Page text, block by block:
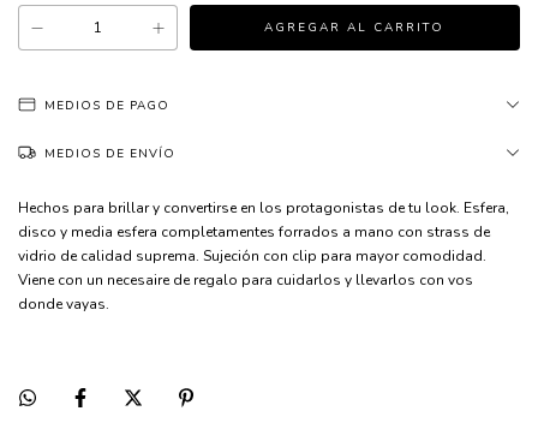
MEDIOS DE PAGO
MEDIOS DE ENVÍO
Hechos para brillar y convertirse en los protagonistas de tu look. Esfera,
disco y media esfera completamentes forrados a mano con strass de
vidrio de calidad suprema. Sujeción con clip para mayor comodidad.
Viene con un necesaire de regalo para cuidarlos y llevarlos con vos
donde vayas.